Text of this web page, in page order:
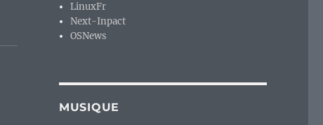
LinuxFr
Next-Inpact
OSNews
MUSIQUE